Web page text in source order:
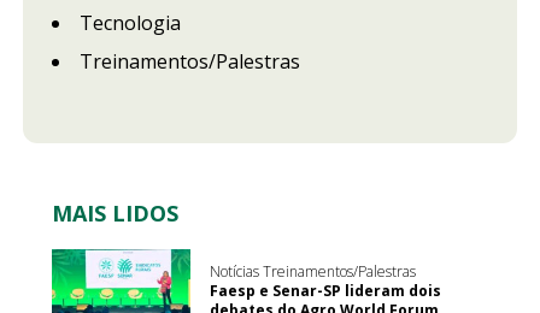
Tecnologia
Treinamentos/Palestras
MAIS LIDOS
Notícias Treinamentos/Palestras
Faesp e Senar-SP lideram dois